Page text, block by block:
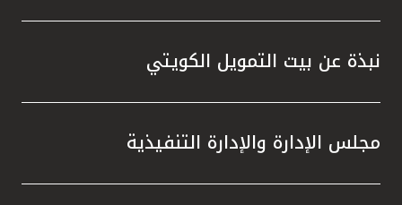
نبذة عن بيت التمويل الكويتي
مجلس الإدارة والإدارة التنفيذية